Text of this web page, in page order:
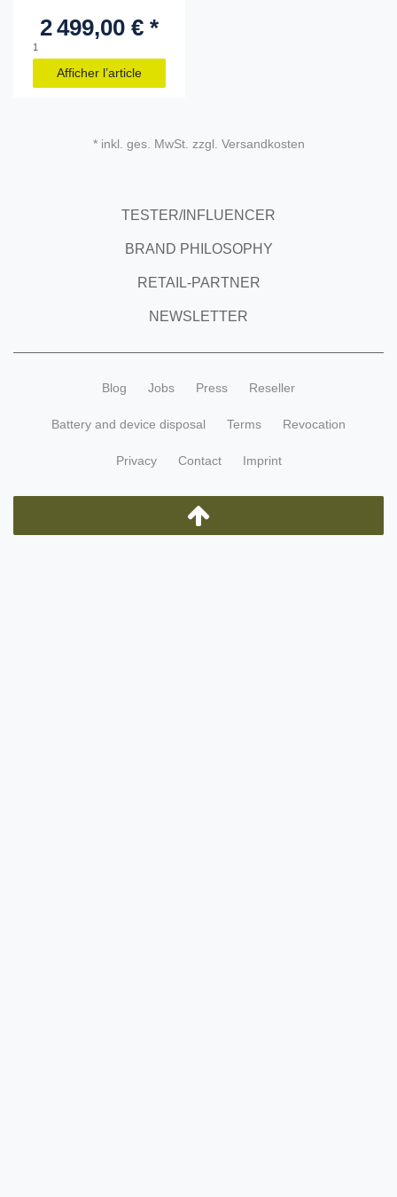
2 499,00 € *
1
Afficher l’article
* inkl. ges. MwSt. zzgl. Versandkosten
TESTER/INFLUENCER
BRAND PHILOSOPHY
RETAIL-PARTNER
NEWSLETTER
Blog Jobs Press Reseller
Battery and device disposal Terms Revocation
Privacy Contact Imprint